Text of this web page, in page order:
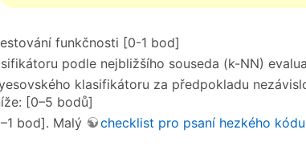
funkčnosti [0-1 bod]
podle nejbližšího souseda (k-NN)
klasifikátoru za předpokladu
[0–5 bodů]
bod]. Malý
checklist pro psaní hezkého kódu